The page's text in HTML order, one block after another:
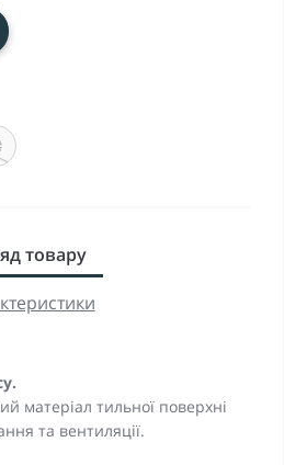
товару
матеріал тильної поверхні
та вентиляції.